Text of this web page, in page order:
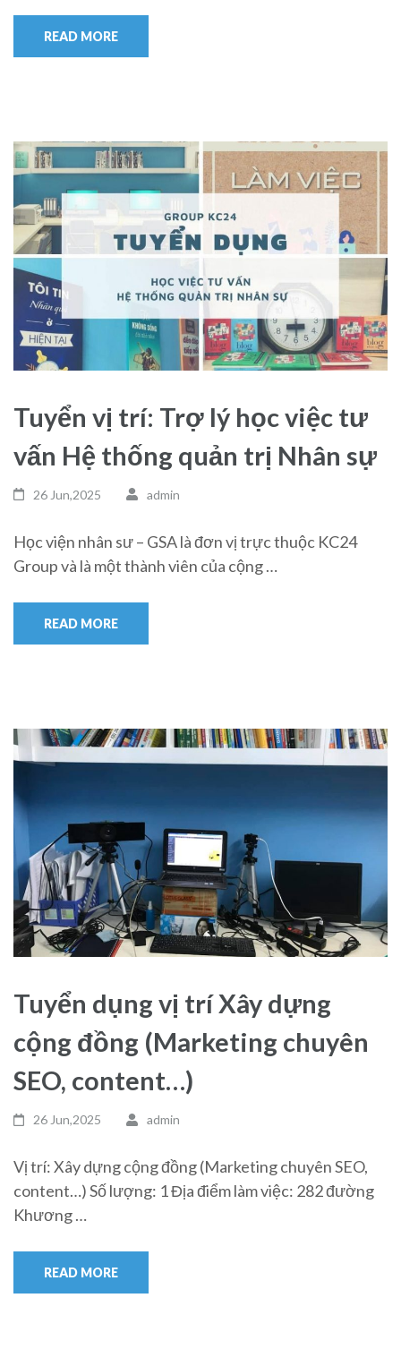
READ MORE
Tuyển vị trí: Trợ lý học việc tư
vấn Hệ thống quản trị Nhân sự
26 Jun,2025 admin
Học viện nhân sư – GSA là đơn vị trực thuộc KC24
Group và là một thành viên của cộng …
READ MORE
Tuyển dụng vị trí Xây dựng
cộng đồng (Marketing chuyên
SEO, content…)
26 Jun,2025 admin
Vị trí: Xây dựng cộng đồng (Marketing chuyên SEO,
content…) Số lượng: 1 Địa điểm làm việc: 282 đường
Khương …
READ MORE